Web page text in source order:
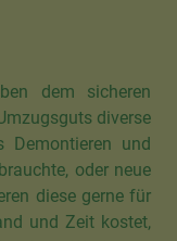
dem sicheren
diverse
und
oder neue
diese gerne für
und Zeit kostet,